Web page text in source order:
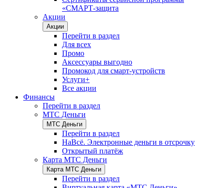
«СМАРТ-защита
Акции
Акции
Перейти в раздел
Для всех
Промо
Аксессуары выгодно
Промокод для смарт-устройств
Услуги+
Все акции
Финансы
Перейти в раздел
МТС Деньги
МТС Деньги
Перейти в раздел
НаВсё. Электронные деньги в отсрочку
Открытый платёж
Карта МТС Деньги
Карта МТС Деньги
Перейти в раздел